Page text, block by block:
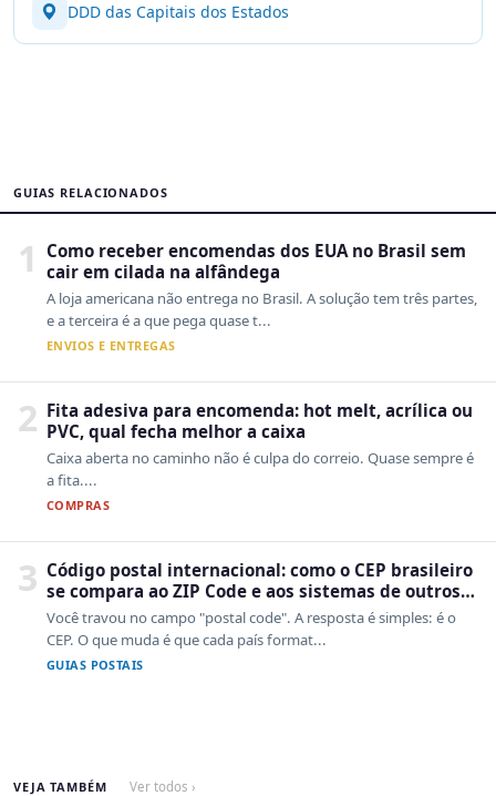
DDD das Capitais dos Estados
GUIAS RELACIONADOS
1
Como receber encomendas dos EUA no Brasil sem
cair em cilada na alfândega
A loja americana não entrega no Brasil. A solução tem três partes,
e a terceira é a que pega quase t...
ENVIOS E ENTREGAS
2 Fita adesiva para encomenda: hot melt, acrílica ou
PVC, qual fecha melhor a caixa
Caixa aberta no caminho não é culpa do correio. Quase sempre é
a fita....
COMPRAS
3 Código postal internacional: como o CEP brasileiro
se compara ao ZIP Code e aos sistemas de outros
países
Você travou no campo "postal code". A resposta é simples: é o
CEP. O que muda é que cada país format...
GUIAS POSTAIS
VEJA TAMBÉM Ver todos ›